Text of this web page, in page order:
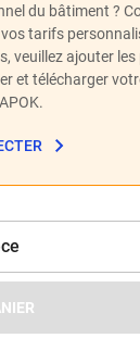
du bâtiment ?
tarifs
veuillez ajouter
et télécharger